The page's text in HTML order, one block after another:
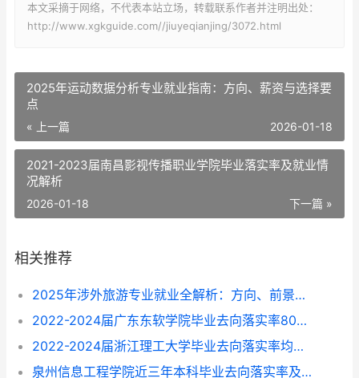
本文采摘于网络，不代表本站立场，转载联系作者并注明出处：
http://www.xgkguide.com//jiuyeqianjing/3072.html
2025年运动数据分析专业就业指南：方向、薪资与选择要
点
« 上一篇 2026-01-18
2021-2023届南昌影视传播职业学院毕业落实率及就业情
况解析
下一篇 »
2026-01-18
相关推荐
2025年涉外旅游专业就业全解析：方向、前景与选择指南
2022-2024届广东东软学院毕业去向落实率80%-87%，这些专业找工作更顺？
2022-2024届浙江理工大学毕业去向落实率均超96%，就业方向与专业选择指南
泉州信息工程学院近三年本科毕业去向落实率及专业就业前景解析（2022-2024）